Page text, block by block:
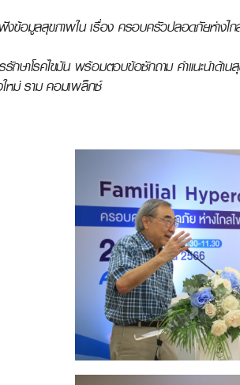
ฟังข้อมูลสุขภาพใน เรื่อง ครอบครัวปลอดภัย
กษาโรคไขมัน พร้อมตอบข้อซักถาม คำแนะนำด้า
หม่ ราม คอมเพล็กซ์